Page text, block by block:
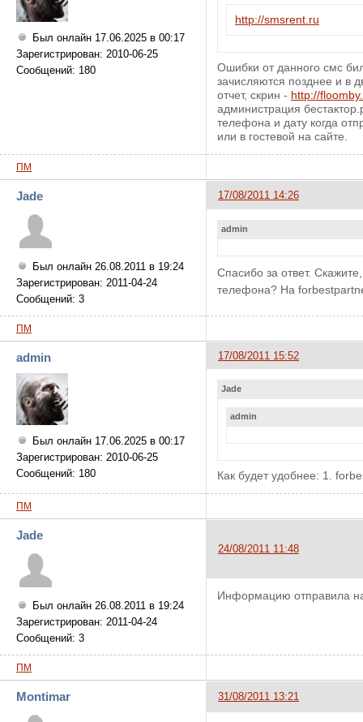
Был онлайн 17.06.2025 в 00:17
Зарегистрирован: 2010-06-25
Сообщений: 180
http://smsrent.ru
Ошибки от данного смс
зачисляются позднее и в
отчет, скрин - http://
администрация
телефона и дату когда
или в гостевой на сайте.
ПМ
Jade
Был онлайн 26.08.2011 в 19:24
Зарегистрирован: 2011-04-24
Сообщений: 3
17/08/2011 14:26
admin
Спасибо за ответ.
телефона? На
ПМ
admin
Был онлайн 17.06.2025 в 00:17
Зарегистрирован: 2010-06-25
Сообщений: 180
17/08/2011 15:52
Jade
admin
Как будет удобнее: 1.
ПМ
Jade
Был онлайн 26.08.2011 в 19:24
Зарегистрирован: 2011-04-24
Сообщений: 3
24/08/2011 11:48
Информацию отправила
ПМ
Montimar 31/08/2011 13:21